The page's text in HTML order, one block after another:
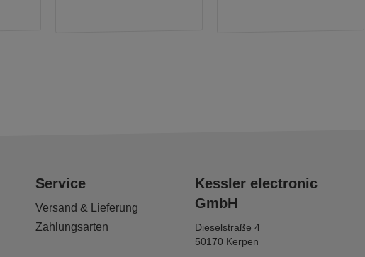
Service
Versand & Lieferung
Zahlungsarten
Kessler electronic
GmbH
Dieselstraße 4
50170 Kerpen